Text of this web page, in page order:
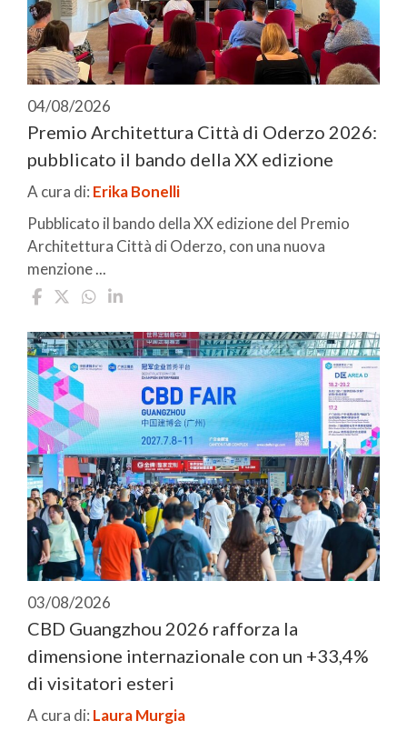
04/08/2026
Premio Architettura Città di Oderzo 2026:
pubblicato il bando della XX edizione
A cura di: Erika Bonelli
Pubblicato il bando della XX edizione del Premio
Architettura Città di Oderzo, con una nuova
menzione ...
03/08/2026
CBD Guangzhou 2026 rafforza la
dimensione internazionale con un +33,4%
di visitatori esteri
A cura di: Laura Murgia